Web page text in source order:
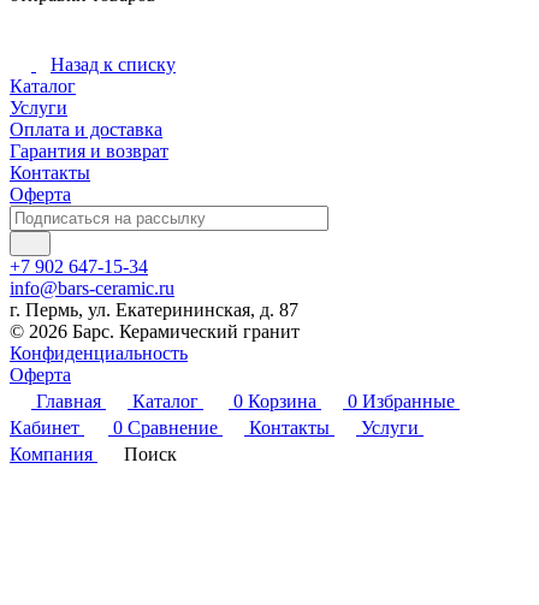
Назад к списку
Каталог
Услуги
Оплата и доставка
Гарантия и возврат
Контакты
Оферта
+7 902 647-15-34
info@bars-ceramic.ru
г. Пермь, ул. Екатерининская, д. 87
© 2026 Барс. Керамический гранит
Конфиденциальность
Оферта
Главная
Каталог 0 Корзина 0 Избранные
Кабинет
0 Сравнение Контакты
Услуги
Компания
Поиск